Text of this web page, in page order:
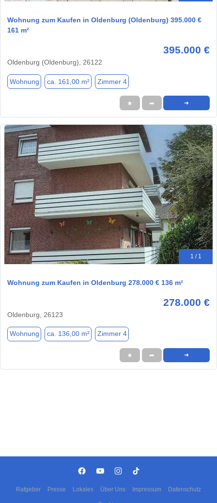
Wohnung zum Kaufen in Oldenburg (Oldenburg) 395.000 €
161 m²
395.000 €
Oldenburg (Oldenburg), 26122
Wohnung ca. 161,00 m² Zimmer 4
★ ➦ ➜
1 / 1
Wohnung zum Kaufen in Oldenburg 278.000 € 136 m²
278.000 €
Oldenburg, 26123
Wohnung ca. 136,00 m² Zimmer 4
★ ➦ ➜
Ratgeber Presse Lokales Über Uns Impressum Datenschutz